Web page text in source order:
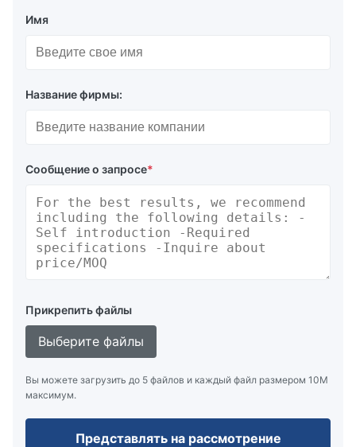
Имя
Название фирмы:
Сообщение о запросе*
Прикрепить файлы
Выберите файлы
Вы можете загрузить до 5 файлов и каждый файл размером 10M
максимум.
Представлять на рассмотрение